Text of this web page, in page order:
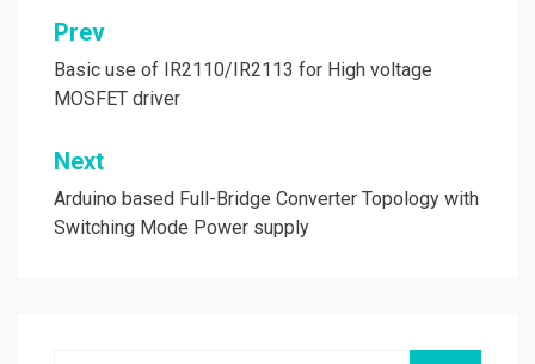
แนะแนว
เรื่อง
Prev
Basic use of IR2110/IR2113 for High voltage
MOSFET driver
Next
Arduino based Full-Bridge Converter Topology with
Switching Mode Power supply